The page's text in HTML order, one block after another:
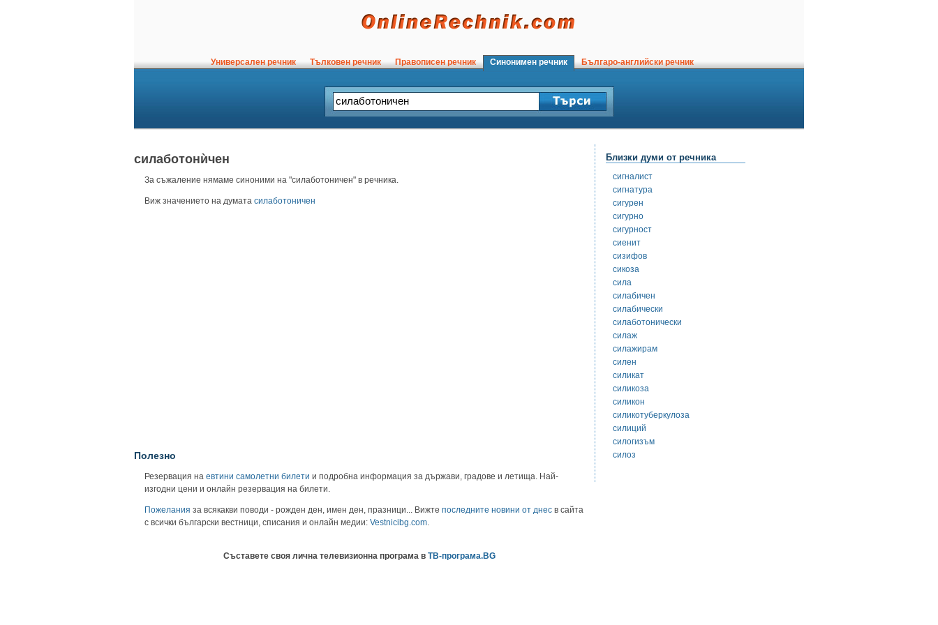
Универсален речник Тълковен речник Правописен речник Синонимен речник Българо-английски речник
силаботонѝчен
За съжаление нямаме синоними на "силаботоничен" в речника.
Виж значението на думата силаботоничен
Полезно
Резервация на евтини самолетни билети и подробна информация за държави, градове и летища. Най-
изгодни цени и онлайн резервация на билети.
Пожелания за всякакви поводи - рожден ден, имен ден, празници... Вижте последните новини от днес в сайта
с всички български вестници, списания и онлайн медии: Vestnicibg.com
Съставете своя лична телевизионна програма в ТВ-програма.BG
Близки думи от речника
сигналист
сигнатура
сигурен
сигурно
сигурност
сиенит
сизифов
сикоза
сила
силабичен
силабически
силаботонически
силаж
силажирам
силен
силикат
силикоза
силикон
силикотуберкулоза
силиций
силогизъм
силоз